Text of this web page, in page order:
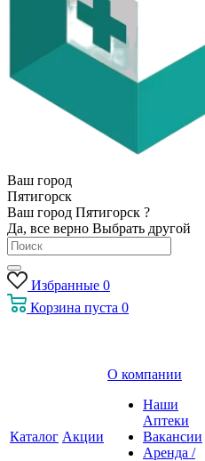
Ваш город
Пятигорск
Ваш город Пятигорск ?
Да, все верно Выбрать другой
Избранные 0
Корзина пуста 0
Каталог Акции
О компании
Наши
Аптеки
Вакансии
Аренда /